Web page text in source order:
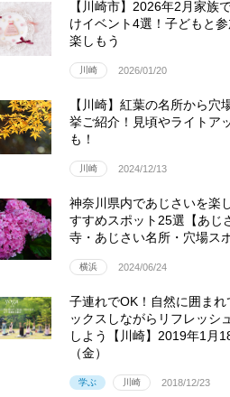
【川崎市】2026年2月家族
けイベント4選！子どもと
楽しもう
川崎 2026/01/20
【川崎】紅葉の名所から穴
挙ご紹介！見頃やライトア
も！
川崎 2024/12/13
神奈川県内であじさいを楽
すすめスポット25選【あじ
寺・あじさい名所・穴場ス
横浜 2024/06/24
子連れでOK！自然に囲まれ
ックスしながらリフレッシ
しよう【川崎】2019年1月
（金）
学ぶ 川崎 2018/12/23